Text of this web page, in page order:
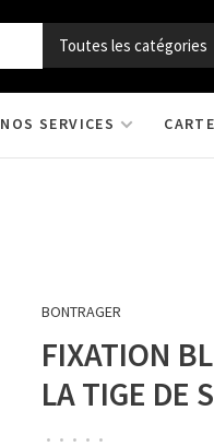
Toutes les catégories
NOS SERVICES
BONTRAGER
FIXATION
LA TIGE DE
• • • • •